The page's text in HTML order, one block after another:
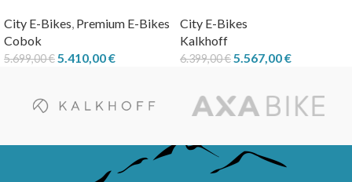
City E-Bikes Premium E-Bikes
Cobok
5.699,00€ 5.410,00€
City E-Bikes
Kalkhoff
6.399,00€ 5.567,00€